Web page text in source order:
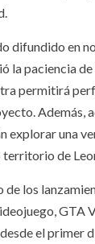
difundido en
la paciencia
permitirá
Además,
explorar una
territorio de
de los
GTA
el primer